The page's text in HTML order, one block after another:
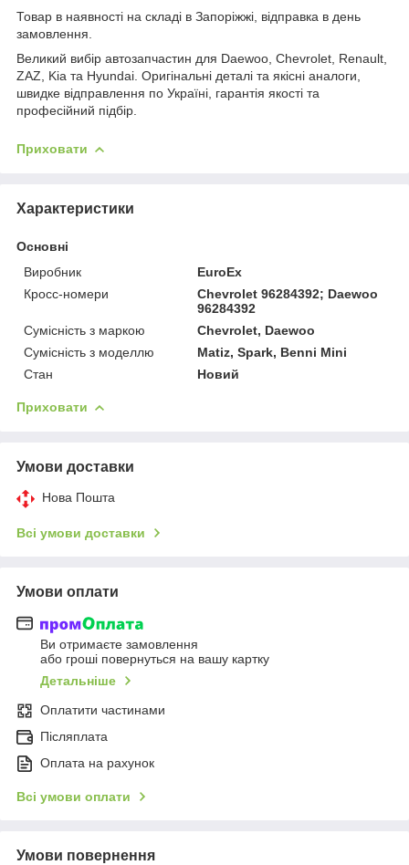
Товар в наявності на складі в Запоріжжі, відправка в день
замовлення.
Великий вибір автозапчастин для Daewoo, Chevrolet, Renault,
ZAZ, Kia та Hyundai. Оригінальні деталі та якісні аналоги,
швидке відправлення по Україні, гарантія якості та
професійний підбір.
Приховати
Характеристики
Основні
Виробник
EuroEx
Кросс-номери
Chevrolet 96284392; Daewoo
96284392
Сумісність з маркою
Chevrolet, Daewoo
Сумісність з моделлю
Matiz, Spark, Benni Mini
Стан
Новий
Приховати
Умови доставки
Нова Пошта
Всі умови доставки
Умови оплати
Ви отримаєте замовлення
або гроші повернуться на вашу картку
Детальніше
Оплатити частинами
Післяплата
Оплата на рахунок
Всі умови оплати
Умови повернення